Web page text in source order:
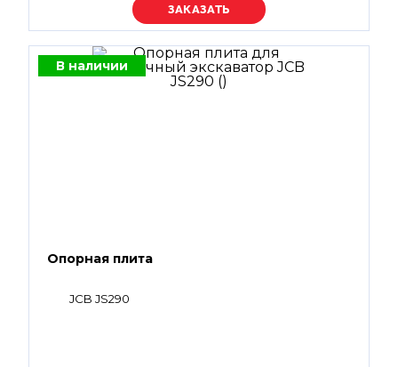
Уточняйте цену
В наличии
Опорная плита
JCB JS290